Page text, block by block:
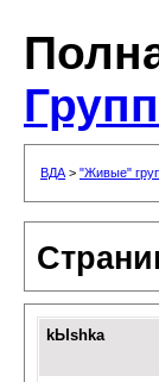
ВДА > "Живые"
kЫshka